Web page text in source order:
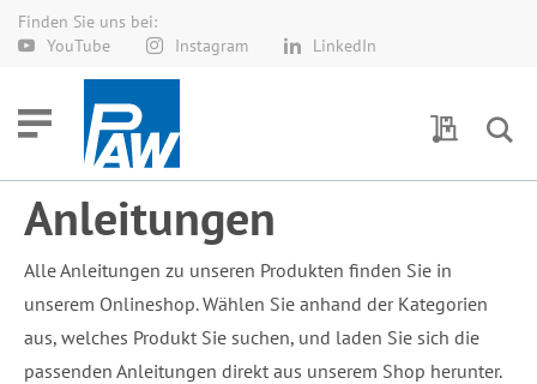
Finden Sie uns bei:
YouTube
Instagram LinkedIn
Direkt
Meine
Anleitungen
Alle Anleitungen zu unseren Produkten finden Sie in
unserem Onlineshop. Wählen Sie anhand der Kategorien
aus, welches Produkt Sie suchen, und laden Sie sich die
passenden Anleitungen direkt aus unserem Shop herunter.